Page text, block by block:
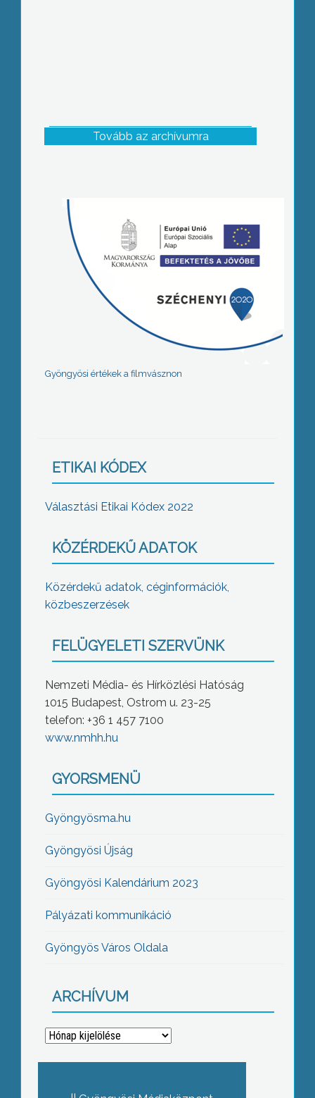
Tovább az archívumra
Gyöngyösi értékek a filmvásznon
ETIKAI KÓDEX
Választási Etikai Kódex 2022
KÖZÉRDEKŰ ADATOK
Közérdekű adatok, céginformációk,
közbeszerzések
FELÜGYELETI SZERVÜNK
Nemzeti Média- és Hírközlési Hatóság
1015 Budapest, Ostrom u. 23-25
telefon: +36 1 457 7100
www.nmhh.hu
GYORSMENÜ
Gyöngyösma.hu
Gyöngyösi Újság
Gyöngyösi Kalendárium 2023
Pályázati kommunikáció
Gyöngyös Város Oldala
ARCHÍVUM
Archívum